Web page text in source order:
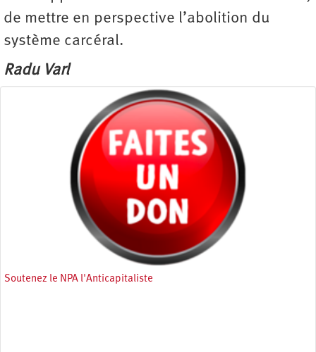
de mettre en perspective l’abolition du
système carcéral.
Radu Varl
Soutenez le NPA l'Anticapitaliste